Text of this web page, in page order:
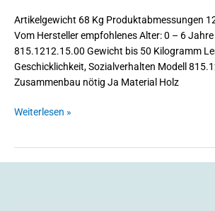
Artikelgewicht 68 Kg Produktabmessungen
Vom Hersteller empfohlenes Alter: 0 – 6
815.1212.15.00 Gewicht bis 50 Kilogramm
Geschicklichkeit, Sozialverhalten Modell
Zusammenbau nötig Ja Material Holz
Weiterlesen »